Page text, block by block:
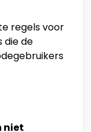
regels voor
die de
niet